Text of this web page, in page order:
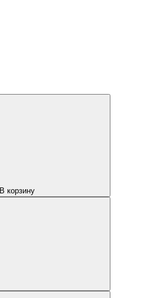
В корзину